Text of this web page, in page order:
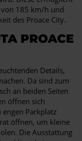
185 km/h und
des Proace City.
PROACE
Details,
Da sind zum
an beiden Seiten
öffnen sich
Parkplatz
öffnen, um kleine
Die Ausstattung